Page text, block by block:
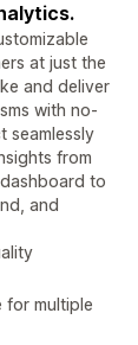
at just the
and deliver
with no-
seamlessly
from
to
and
for multiple